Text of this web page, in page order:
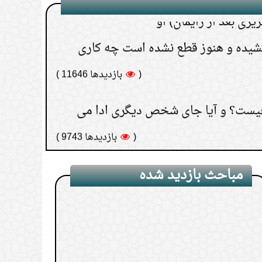
و آیا جای شخص دیگری ادا می
( بازدیدها 9472 )
مباحث بازدید شده